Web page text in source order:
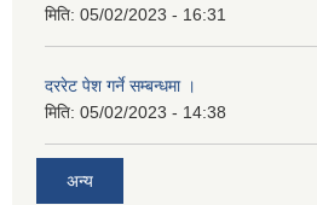
मिति: 05/02/2023 - 16:31
दररेट पेश गर्ने सम्बन्धमा ।
मिति: 05/02/2023 - 14:38
अन्य